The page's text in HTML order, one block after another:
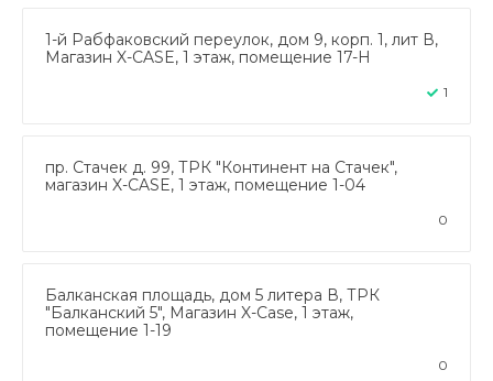
1-й Рабфаковский переулок, дом 9, корп. 1, лит В,
Магазин X-CASE, 1 этаж, помещение 17-Н
1
пр. Стачек д. 99, ТРК "Континент на Стачек",
магазин X-CASE, 1 этаж, помещение 1-04
0
Балканская площадь, дом 5 литера В, ТРК
"Балканский 5", Магазин X-Case, 1 этаж,
помещение 1-19
0